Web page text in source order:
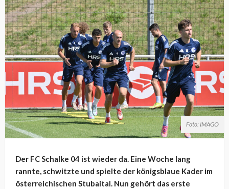
Foto: IMAGO
Der FC Schalke 04 ist wieder da. Eine Woche lang
rannte, schwitzte und spielte der königsblaue Kader im
österreichischen Stubaital. Nun gehört das erste